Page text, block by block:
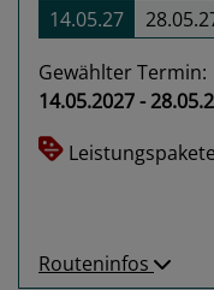
14.05.27
Gewählter Termin:
14.05.2027 -
Leistungspakete
Routeninfos